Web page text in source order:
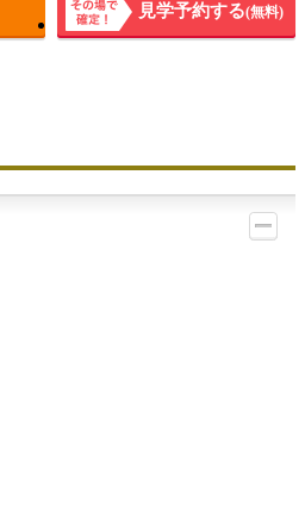
その場
見学予約する(無料)